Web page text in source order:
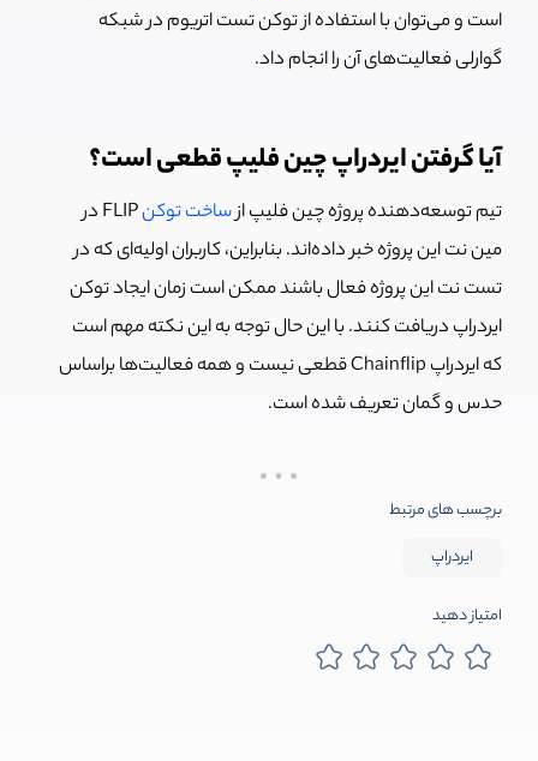
است و می‌توان با استفاده از توکن تست اتریوم در شبکه
گوارلی فعالیت‌های آن را انجام داد.
آیا گرفتن ایردراپ چین فلیپ قطعی است؟
تیم توسعه‌دهنده پروژه چین فلیپ ازساخت توکن
FLIP در
مین نت این پروژه خبر داده‌اند. بنابراین، کاربران اولیه‌ای که در
تست نت این پروژه فعال باشند ممکن است زمان ایجاد توکن
ایردراپ دریافت کنند. با این حال توجه به این نکته مهم است
که ایردراپ Chainflip قطعی نیست و همه فعالیت‌ها براساس
حدس و گمان تعریف شده است.
برچسب های مرتبط
ایردراپ
امتیاز دهید